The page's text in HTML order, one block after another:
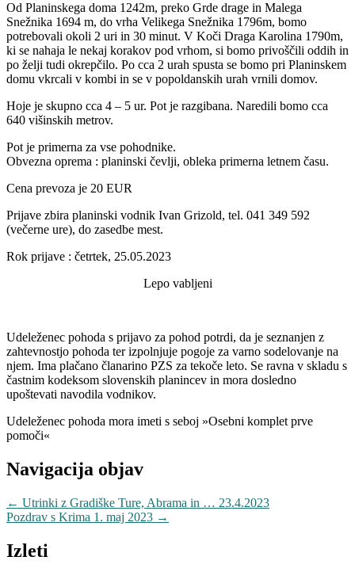
Od Planinskega doma 1242m, preko Grde drage in Malega
Snežnika 1694 m, do vrha Velikega Snežnika 1796m, bomo
potrebovali okoli 2 uri in 30 minut. V Koči Draga Karolina 1790m,
ki se nahaja le nekaj korakov pod vrhom, si bomo privoščili oddih in
po želji tudi okrepčilo. Po cca 2 urah spusta se bomo pri Planinskem
domu vkrcali v kombi in se v popoldanskih urah vrnili domov.
Hoje je skupno cca 4 – 5 ur. Pot je razgibana. Naredili bomo cca
640 višinskih metrov.
Pot je primerna za vse pohodnike.
Obvezna oprema : planinski čevlji, obleka primerna letnem času.
Cena prevoza je 20 EUR
Prijave zbira planinski vodnik Ivan Grizold, tel. 041 349 592
(večerne ure), do zasedbe mest.
Rok prijave : četrtek, 25.05.2023
Lepo vabljeni
Udeleženec pohoda s prijavo za pohod potrdi, da je seznanjen z
zahtevnostjo pohoda ter izpolnjuje pogoje za varno sodelovanje na
njem. Ima plačano članarino PZS za tekoče leto. Se ravna v skladu s
častnim kodeksom slovenskih planincev in mora dosledno
upoštevati navodila vodnikov.
Udeleženec pohoda mora imeti s seboj »Osebni komplet prve
pomoči«
Navigacija objav
← Utrinki z Gradiške Ture, Abrama in … 23.4.2023
Pozdrav s Krima 1. maj 2023 →
Izleti